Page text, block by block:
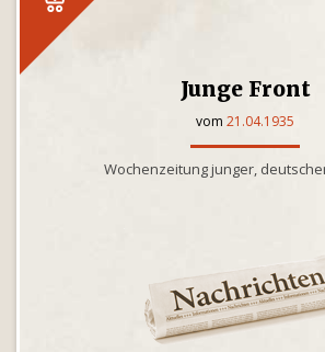
Junge Front
vom 21.04.1935
Wochenzeitung junger,